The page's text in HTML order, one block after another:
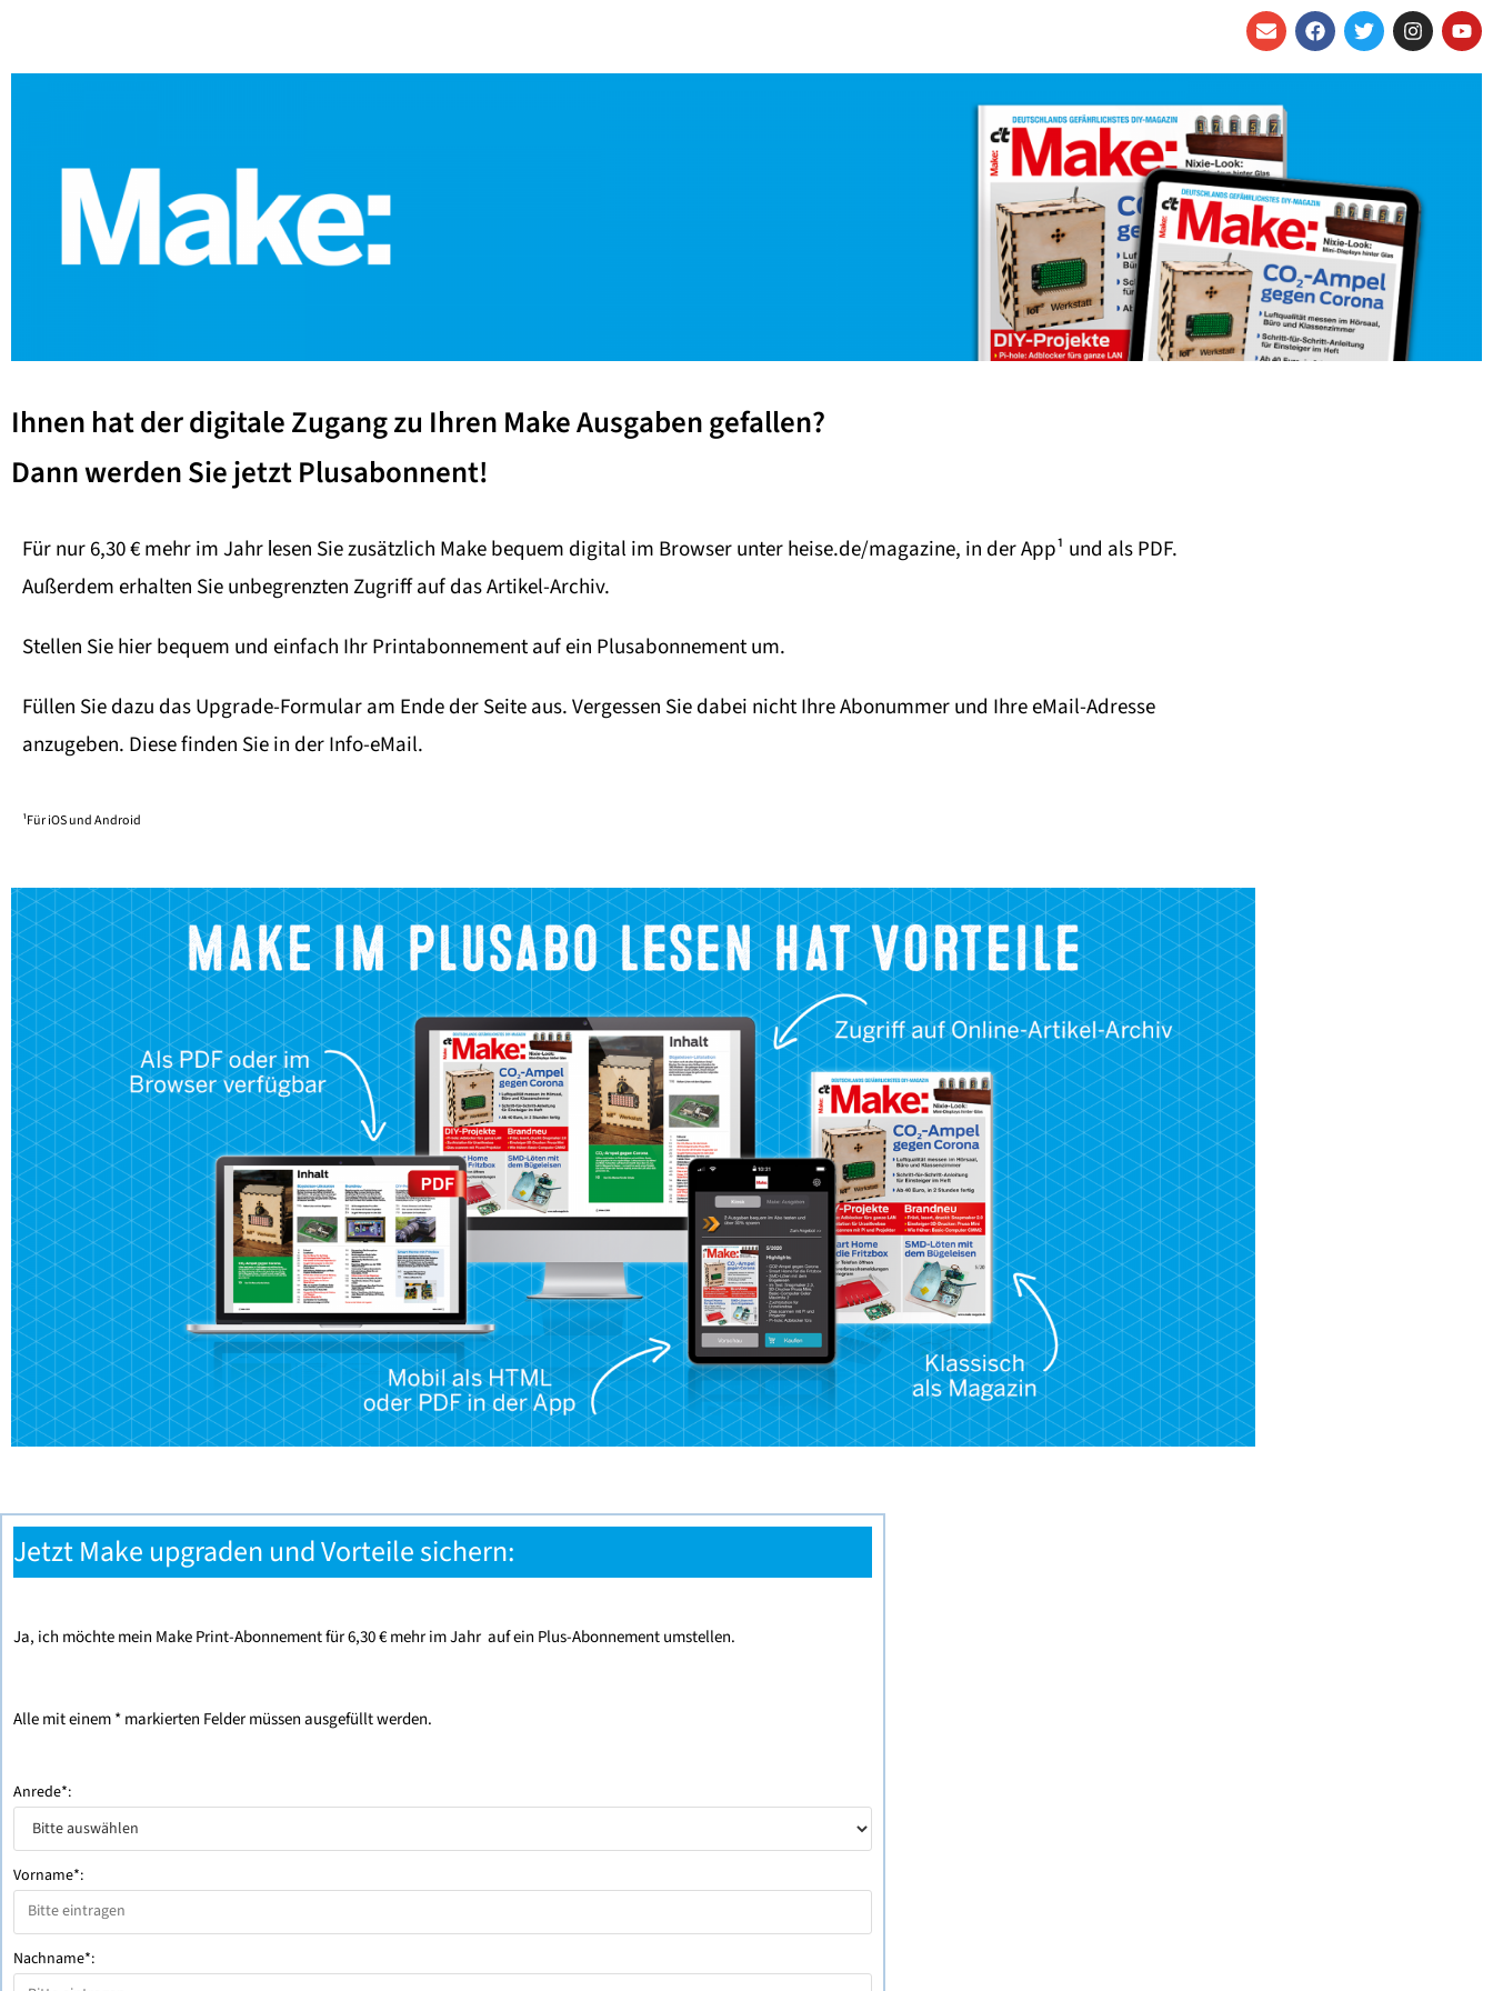
Ihnen hat der digitale Zugang zu Ihren Make Ausgaben gefallen?
Dann werden Sie jetzt Plusabonnent!
Für nur 6,30 € mehrim Jahr lesen Sie zusätzlich Make bequem digital im Browser unter heise.de/magazine, in der App¹ und als PDF.
Außerdem erhalten Sie unbegrenzten Zugriff auf das Artikel-Archiv.
Stellen Sie hier bequem und einfach Ihr Printabonnement auf ein Plusabonnement um.
Füllen Sie dazu das Upgrade-Formular am Ende der Seite aus. Vergessen Sie dabei nicht Ihre Abonummer und Ihre eMail-Adresse
anzugeben. Diese finden Sie in der Info-eMail.
¹Für iOS und Android
Jetzt Make upgraden und Vorteile sichern:
Ja, ich möchte mein Make Print-Abonnement für 6,30 €mehr im Jahr auf ein Plus-Abonnement umstellen.
Alle mit einem * markierten Felder müssen ausgefüllt werden.
Anrede*:
Vorname*:
Nachname*: